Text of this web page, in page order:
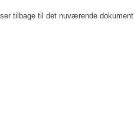
tilbage til det nuværende dokument.